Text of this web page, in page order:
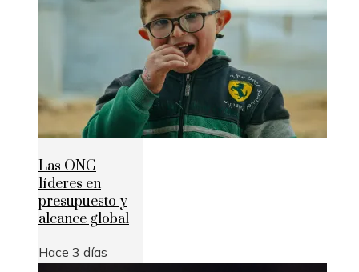
Las ONG
líderes en
presupuesto y
alcance global
Hace 3 días